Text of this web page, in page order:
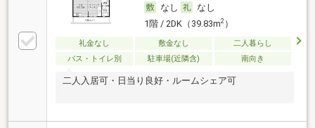
なし
なし
1階 / 2DK（39.83m2）
礼金なし 敷金なし
二人暮らし
バス・トイレ別
駐車場(近隣含) 南向き
二人入居可・日当り良好・ルームシェア可